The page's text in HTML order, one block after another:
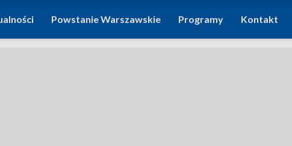
Powstanie Warszawskie Programy Kontakt